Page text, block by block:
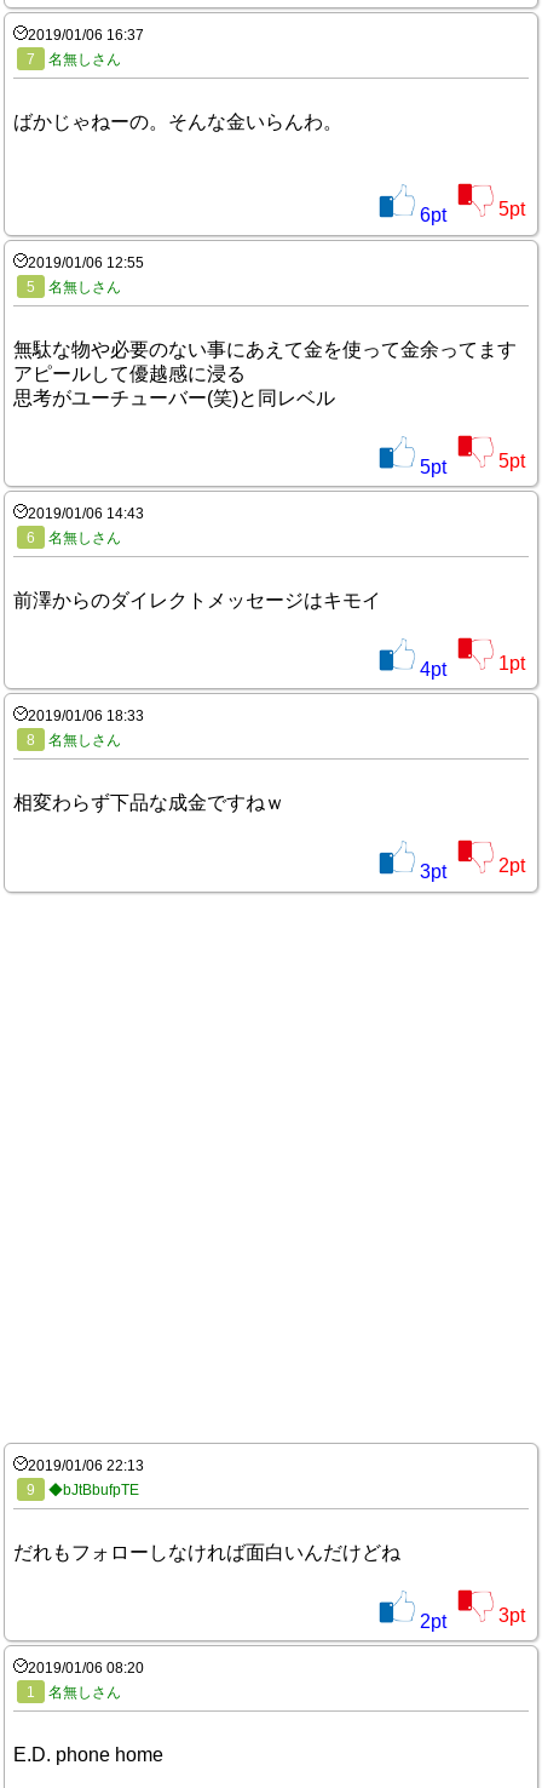
2019/01/06 16:37
7
名無しさん
ばかじゃねーの。そんな金いらんわ。
6pt 5pt
2019/01/06 12:55
5
名無しさん
無駄な物や必要のない事にあえて金を使って金余ってます
アピールして優越感に浸る
思考がユーチューバー(笑)と同レベル
5pt 5pt
2019/01/06 14:43
6
名無しさん
前澤からのダイレクトメッセージはキモイ
4pt 1pt
2019/01/06 18:33
8
名無しさん
相変わらず下品な成金ですねｗ
3pt 2pt
2019/01/06 22:13
9
◆bJtBbufpTE
だれもフォローしなければ面白いんだけどね
2pt 3pt
2019/01/06 08:20
1
名無しさん
E.D. phone home